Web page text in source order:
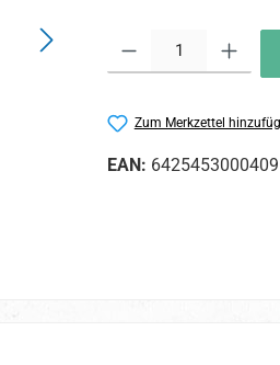
Produkt Anzahl: Gib
Zum Merkzettel
EAN: 6425453000409